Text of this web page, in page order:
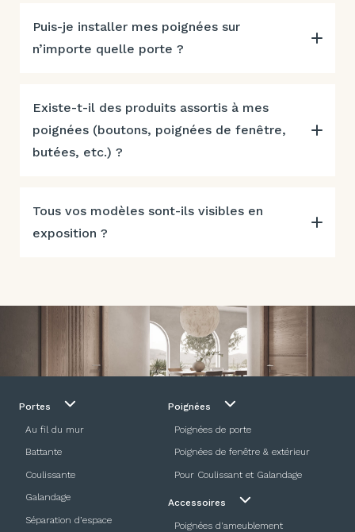
Puis-je installer mes poignées sur
n’importe quelle porte ?
Existe-t-il des produits assortis à mes
poignées (boutons, poignées de fenêtre,
butées, etc.) ?
Tous vos modèles sont-ils visibles en
exposition ?
Portes
Au fil du mur
Battante
Coulissante
Galandage
Séparation d’espace
Poignées
Poignées de porte
Poignées de fenêtre & extérieur
Pour Coulissant et Galandage
Accessoires
Poignées d'ameublement